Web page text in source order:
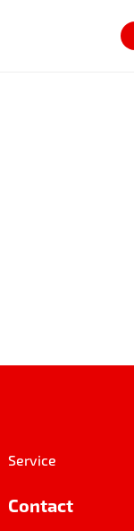
Service
Contact